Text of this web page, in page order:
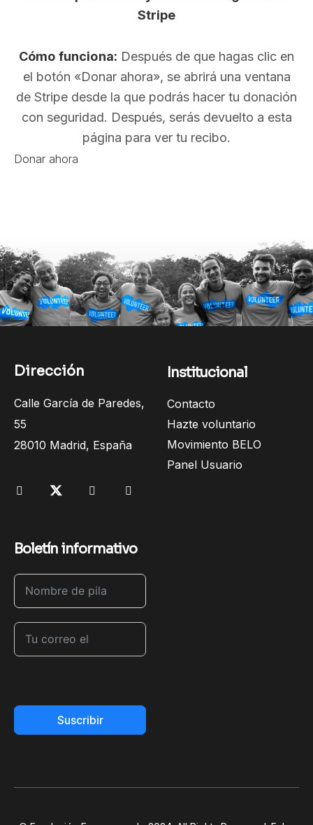
Stripe
Cómo funciona: Después de que hagas clic en
el botón «Donar ahora», se abrirá una ventana
de Stripe desde la que podrás hacer tu donación
con seguridad. Después, serás devuelto a esta
página para ver tu recibo.
Dirección
Calle García de Paredes,
55
28010 Madrid, España
Institucional
Contacto
Hazte voluntario
Movimiento BELO
Panel Usuario
Boletín informativo
Suscribir